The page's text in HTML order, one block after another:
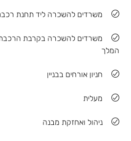
משרדים להשכרה ליד תחנת
משרדים להשכרה בקרבת
המלך
חניון אורחים בבניין
מעלית
ניהול ואחזקת מבנה